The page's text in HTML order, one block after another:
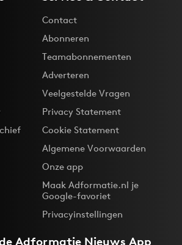
Contact
Abonneren
Teamabonnementen
Adverteren
Veelgestelde Vragen
Privacy Statement
Cookie Statement
Algemene Voorwaarden
Onze app
Maak Adformatie.nl je
Google-favoriet
Privacyinstellingen
Adformatie Nieuws App